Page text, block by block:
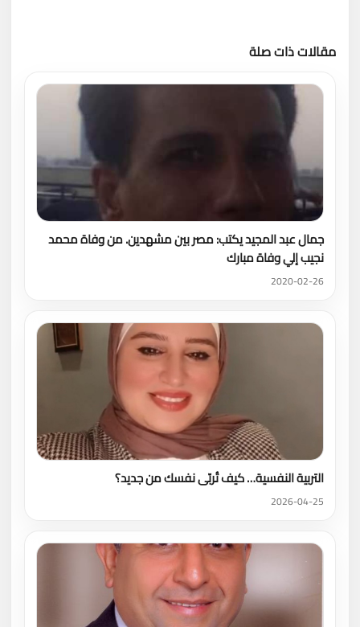
مقالات ذات صلة
جمال عبد المجيد يكتب: مصر بين مشهدين. من وفاة محمد
نجيب إلي وفاة مبارك
2020-02-26
التربية النفسية… كيف تُربّى نفسك من جديد؟
2026-04-25